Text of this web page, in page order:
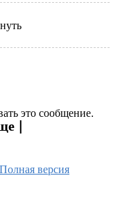
это сообщение.
|
Полная версия